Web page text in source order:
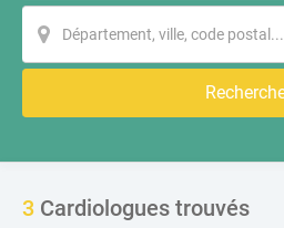
3 Cardiologues trouvés